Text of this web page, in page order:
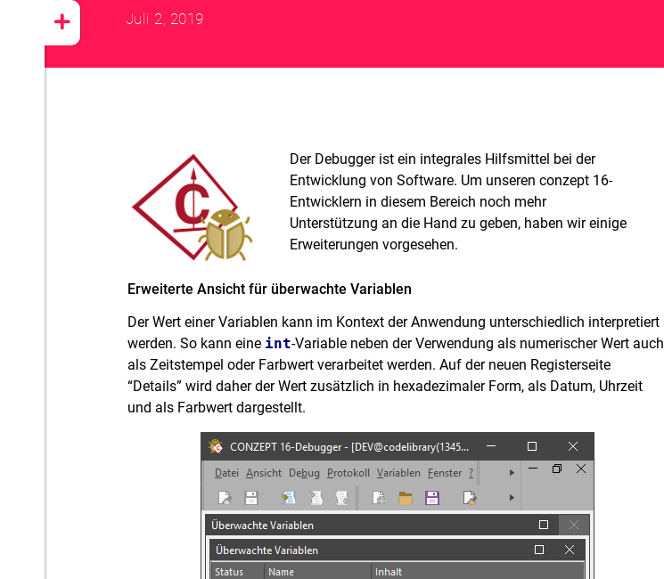
Juli 2, 2019
Der Debugger ist ein integrales Hilfsmittel bei der
Entwicklung von Software. Um unseren conzept 16-
Entwicklern in diesem Bereich noch mehr
Unterstützung an die Hand zu geben, haben wir einige
Erweiterungen vorgesehen.
Erweiterte Ansicht für überwachte Variablen
Der Wert einer Variablen kann im Kontext der Anwendung unterschiedlich interpretiert
werden. So kann eine int-Variable neben der Verwendung als numerischer Wert auch
als Zeitstempel oder Farbwert verarbeitet werden. Auf der neuen Registerseite
“Details” wird daher der Wert zusätzlich in hexadezimaler Form, als Datum, Uhrzeit
und als Farbwert dargestellt.